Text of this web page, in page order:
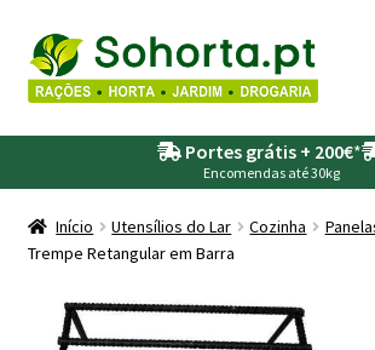
Ir
para
a
navegação
Saltar
para
o
conteúdoAgricultura
Drogaria
Depósitos – Fossas
Portes grátis + 200€*
Encomendas até 30kg
Início Utensílios do Lar Cozinha
Trempe Retangular em Barra